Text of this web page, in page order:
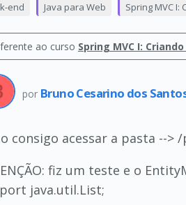
end Java para Web Spring MVC
ao curso Spring MVC I:
por Bruno Cesarino dos
consigo acessar a pasta -->
fiz um teste e o
java.util.List;